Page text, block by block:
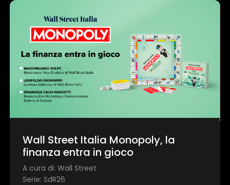
Wall Street Italia Monopoly, la
finanza entra in gioco
A cura di: Wall Street
Serie: SdR26